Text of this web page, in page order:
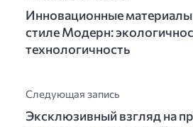
Инновационные материалы
стиле Модерн:
технологичность
Следующая запись
Эксклюзивный взгляд на